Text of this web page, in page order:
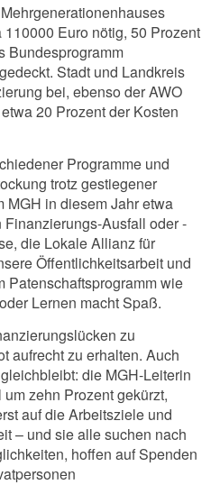
Euro nötig, 50 Prozent
Bundesprogramm
Stadt und Landkreis
bei, ebenso der AWO
20 Prozent der Kosten
Programme und
trotz gestiegener
MGH in diesem Jahr etwa
Ausfall oder -
die Lokale Allianz für
Öffentlichkeitsarbeit und
Patenschaftsprogramm wie
Lernen macht Spaß.
zu
aufrecht zu erhalten. Auch
die MGH-Leiterin
zehn Prozent gekürzt,
auf die Arbeitsziele und
– und sie alle suchen nach
hoffen auf Spenden